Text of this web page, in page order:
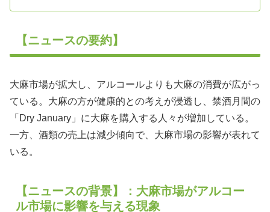
【ニュースの要約】
大麻市場が拡大し、アルコールよりも大麻の消費が広がっ
ている。大麻の方が健康的との考えが浸透し、禁酒月間の
「Dry January」に大麻を購入する人々が増加している。
一方、酒類の売上は減少傾向で、大麻市場の影響が表れて
いる。
【ニュースの背景】：大麻市場がアルコー
ル市場に影響を与える現象